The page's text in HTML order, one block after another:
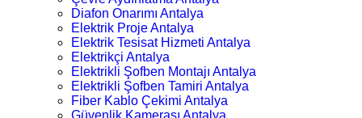
Diafon Onarımı Antalya
Elektrik Proje Antalya
Elektrik Tesisat Hizmeti Antalya
Elektrikçi Antalya
Elektrikli Şofben Montajı Antalya
Elektrikli Şofben Tamiri Antalya
Fiber Kablo Çekimi Antalya
Güvenlik Kamerası Antalya